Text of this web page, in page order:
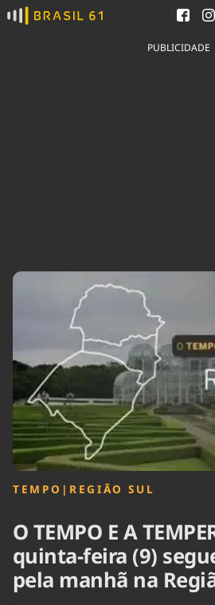
Ver todas as notícias
Brasil Mineral
Ciência &
Tecnologia
Cinema
Comportamento
Cultura
Economia
Educação
Infraestrutura
Internacional
PUBLICIDADE
TEMPO | REGIÃO SUL
O TEMPO E A
quinta-feira (9)
pela manhã na